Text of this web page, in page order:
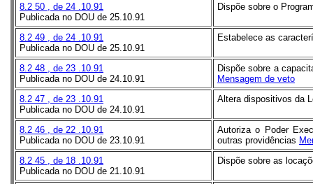
8.2 50 , de 24 .10.91
Publicada no DOU de 25.10.91
Dispõe sobre o
8.2 49 , de 24 .10.91
Publicada no DOU de 25.10.91
Estabelece as
8.2 48 , de 23 .10.91
Publicada no DOU de 24.10.91
Dispõe sobre a
Mensagem de veto
8.2 47 , de 23 .10.91
Publicada no DOU de 24.10.91
Altera dispositivos da
8.2 46 , de 22 .10.91
Publicada no DOU de 23.10.91
Autoriza o Poder
outras providências
8.2 45 , de 18 .10.91
Publicada no DOU de 21.10.91
Dispõe sobre as